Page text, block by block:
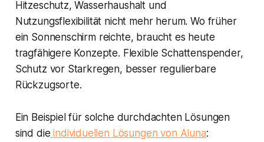
Hitzeschutz, Wasserhaushalt und
Nutzungsflexibilität nicht mehr herum. Wo früher
ein Sonnenschirm reichte, braucht es heute
tragfähigere Konzepte. Flexible Schattenspender,
Schutz vor Starkregen, besser regulierbare
Rückzugsorte.
Ein Beispiel für solche durchdachten Lösungen
sind die individuellen Lösungen von Aluna: